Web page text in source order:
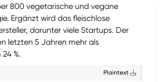
800 vegetarische und vegane
Ergänzt wird das fleischlose
darunter viele Startups. Der
letzten 5 Jahren mehr als
%.
Plaintext